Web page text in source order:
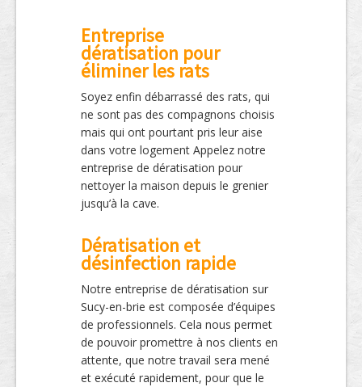
Entreprise
dératisation pour
éliminer les rats
Soyez enfin débarrassé des rats, qui
ne sont pas des compagnons choisis
mais qui ont pourtant pris leur aise
dans votre logement Appelez notre
entreprise de dératisation pour
nettoyer la maison depuis le grenier
jusqu’à la cave.
Dératisation et
désinfection rapide
Notre entreprise de dératisation sur
Sucy-en-brie est composée d’équipes
de professionnels. Cela nous permet
de pouvoir promettre à nos clients en
attente, que notre travail sera mené
et exécuté rapidement, pour que le